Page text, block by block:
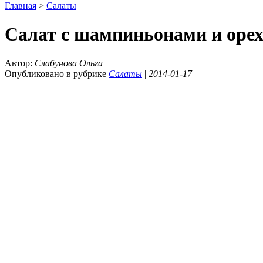
Главная > Салаты
Салат с шампиньонами и
Автор: Слабунова Ольга
Опубликовано в рубрике Салаты | 2014-01-17